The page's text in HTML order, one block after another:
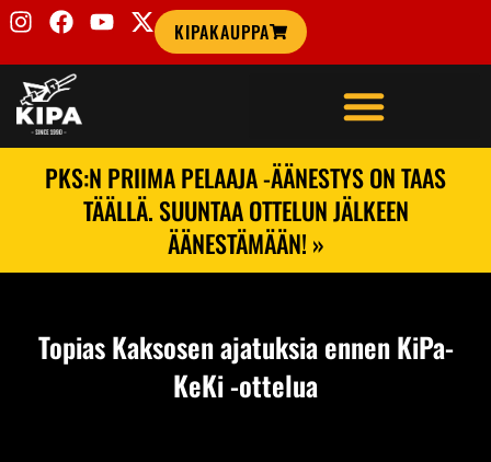
KIPAKAUPPA
PKS:N PRIIMA PELAAJA -ÄÄNESTYS ON TAAS
TÄÄLLÄ. SUUNTAA OTTELUN JÄLKEEN
ÄÄNESTÄMÄÄN! »
Topias Kaksosen ajatuksia ennen KiPa-
KeKi -ottelua